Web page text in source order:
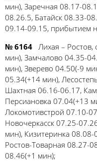
мин), Заречная 08.17-
08.26.5, Батайск 08.33-
09.14-09.15, прибытием
№ 6164 Лихая – Ростов,
мин), Замчалово 04.35-
мин), Зверево 04.50(-9
05.34(+14 мин),
Шахтная 06.16-06.17,
Персиановка 07.04(+13
Локомотивстрой 07.10-
Новочеркасск 07.25-
мин), Кизитеринка
Ростов-Товарная 08.27-
08.46(+1 мин);